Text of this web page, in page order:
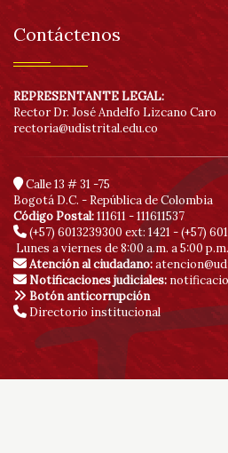
Contáctenos
REPRESENTANTE LEGAL:
Rector Dr. José Andelfo Lizcano Caro
rectoria@udistrital.edu.co
Calle 13 # 31 -75
Bogotá D.C. - República de Colombia
Código Postal:111611 - 111611537
(+57) 6013239300 ext: 1421 - (+57)
Lunes a viernes de 8:00 a.m. a 5:00 p.m.
Atención al ciudadano:
Notificaciones judiciales:
Botón anticorrupción
Directorio institucional